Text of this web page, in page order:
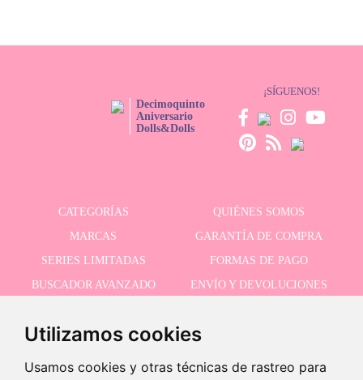
Utilizamos cookies
Usamos cookies y otras técnicas de rastreo para
Decimoquinto
Aniversario
Dolls&Dolls
¡SÍGUENOS!
CATEGORÍAS
QUIÉNES SOMOS
MARCAS
GARANTÍA DE COMPRA
SERIES LIMITADAS
FORMAS DE PAGO
BUSCADOR AVANZADO
ENVÍO Y DEVOLUCIONES
RECIBE NUESTRAS ÚLTIMAS NOVEDADES